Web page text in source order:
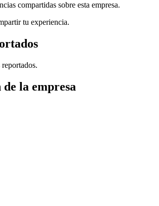
compartidas sobre esta empresa.
tu experiencia.
la empresa